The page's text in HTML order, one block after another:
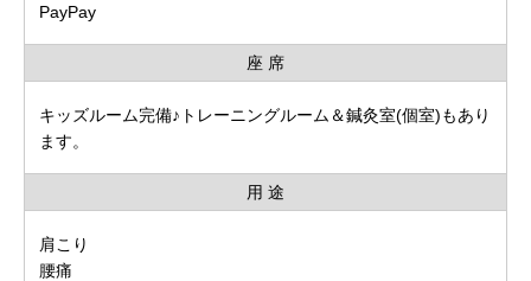
PayPay
座 席
キッズルーム完備♪トレーニングルーム＆鍼灸室(個室)もあり
ます。
用 途
肩こり
腰痛